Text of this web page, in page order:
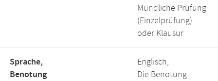
Mündliche Prüfung
(Einzelprüfung)
oder Klausur
Sprache,
Benotung
Englisch,
Die Benotung